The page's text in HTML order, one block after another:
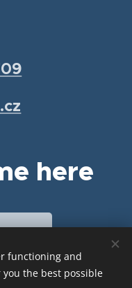
here
functioning and
the best possible